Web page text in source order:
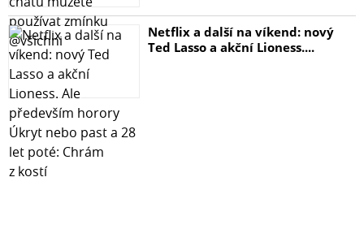
Netflix a další na víkend: nový
Ted Lasso a akční Lioness....